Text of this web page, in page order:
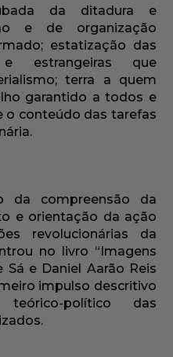
da ditadura e
e de organização
estatização das
e estrangeiras que
terra a quem
garantido a todos e
o conteúdo das tarefas
da compreensão da
e orientação da ação
revolucionárias da
no livro “Imagens
Sá e Daniel Aarão Reis
impulso descritivo
político das